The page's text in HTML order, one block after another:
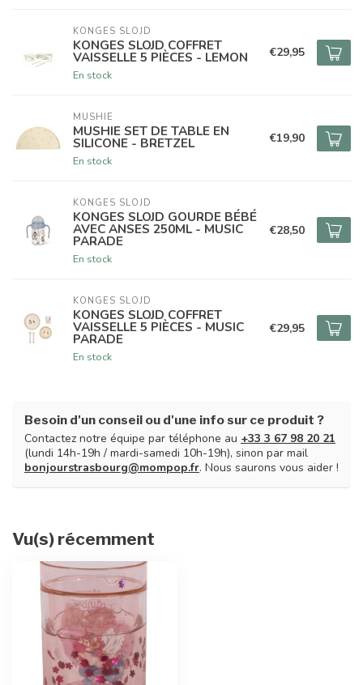
KONGES SLOJD
KONGES SLOJD COFFRET
VAISSELLE 5 PIÈCES - LEMON
En stock
€29,95
MUSHIE
MUSHIE SET DE TABLE EN
SILICONE - BRETZEL
En stock
€19,90
KONGES SLOJD
KONGES SLOJD GOURDE BÉBÉ
AVEC ANSES 250ML - MUSIC
PARADE
En stock
€28,50
KONGES SLOJD
KONGES SLOJD COFFRET
VAISSELLE 5 PIÈCES - MUSIC
PARADE
En stock
€29,95
Besoin d'un conseil ou d'une info sur ce produit ?
Contactez notre équipe par téléphone au +33 3 67 98 20 21
(lundi 14h-19h / mardi-samedi 10h-19h), sinon par mail
bonjourstrasbourg@mompop.fr. Nous saurons vous aider !
Vu(s) récemment